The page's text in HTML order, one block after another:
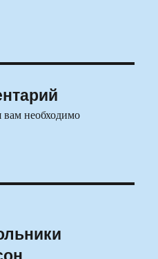
вам необходимо